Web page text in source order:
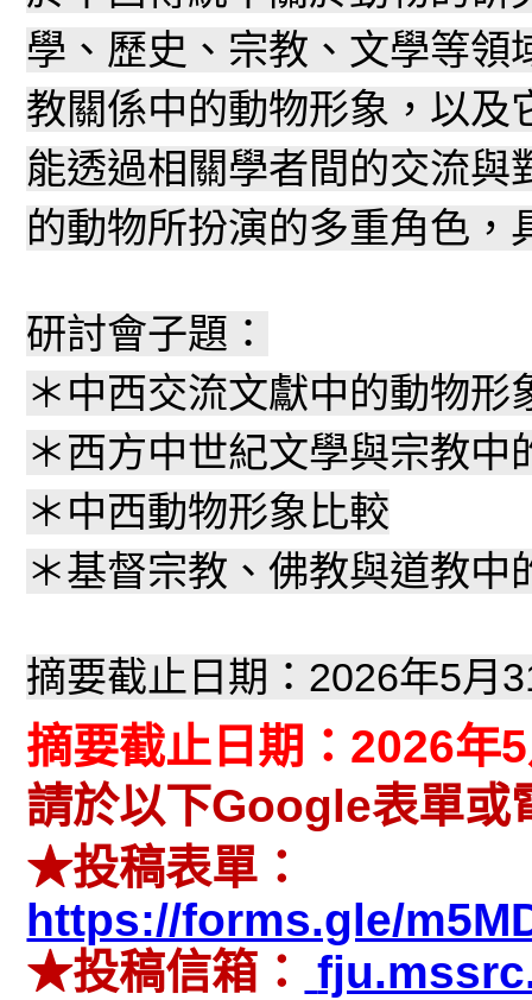
學、歷史、宗教、文學等領
教關係中的動物形象，以及
能透過相關學者間的交流
的動物所扮演的多重角色，
研討會子題：
＊中西交流文獻中的動物形
＊西方中世紀文學與宗教中
＊中西動物形象比較
＊基督宗教、佛教與道教中
摘要截止日期： 2026年5月
摘要截止日期：2026年
請於以下Google表單或
★投稿表單：
https://forms.gle/
★投稿信箱：